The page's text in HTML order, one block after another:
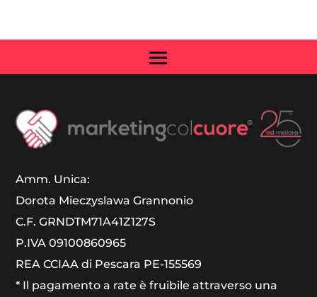
Amm. Unica:
Dorota Mieczyslawa Grannonio
C.F. GRNDTM71A41Z127S
P.IVA 09100860965
REA CCIAA di Pescara PE-155569
* Il pagamento a rate è fruibile attraverso una